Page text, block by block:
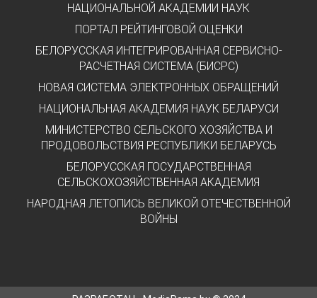
НАЦИОНАЛЬНОЙ АКАДЕМИИ НАУК
ПОРТАЛ РЕЙТИНГОВОЙ ОЦЕНКИ
БЕЛОРУССКАЯ ИНТЕГРИРОВАННАЯ СЕРВИСНО-
РАСЧЕТНАЯ СИСТЕМА (БИСРС)
НОВАЯ СИСТЕМА ЭЛЕКТРОННЫХ ОБРАЩЕНИЙ
НАЦИОНАЛЬНАЯ АКАДЕМИЯ НАУК БЕЛАРУСИ
МИНИСТЕРСТВО СЕЛЬСКОГО ХОЗЯЙСТВА И
ПРОДОВОЛЬСТВИЯ РЕСПУБЛИКИ БЕЛАРУСЬ
БЕЛОРУССКАЯ ГОСУДАРСТВЕННАЯ
СЕЛЬСКОХОЗЯЙСТВЕННАЯ АКАДЕМИЯ
НАРОДНАЯ ЛЕТОПИСЬ ВЕЛИКОЙ ОТЕЧЕСТВЕННОЙ
ВОЙНЫ